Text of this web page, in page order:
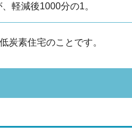
軽減後1000分の1。
炭素住宅のことです。